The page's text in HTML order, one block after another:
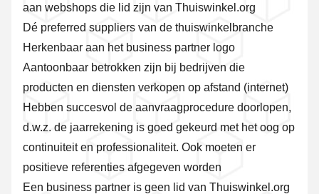
aan webshops die lid zijn van Thuiswinkel.org
Dé preferred suppliers van de thuiswinkelbranche
Herkenbaar aan het business partner logo
Aantoonbaar betrokken zijn bij bedrijven die
producten en diensten verkopen op afstand (internet)
Hebben succesvol de aanvraagprocedure doorlopen,
d.w.z. de jaarrekening is goed gekeurd met het oog op
continuiteit en professionaliteit. Ook moeten er
positieve referenties afgegeven worden
Een business partner is geen lid van Thuiswinkel.org